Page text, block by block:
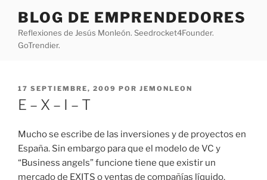
contenido
BLOG DE EMPRENDEDORES
Reflexiones de Jesús Monleón. Seedrocket4Founder.
GoTrendier.
PUBLICADO
EL
17 SEPTIEMBRE, 2009 POR JEMONLEON
E – X – I – T
Mucho se escribe de las inversiones y de proyectos en
España. Sin embargo para que el modelo de VC y
“Business angels” funcione tiene que existir un
mercado de EXITS o ventas de compañías líquido.